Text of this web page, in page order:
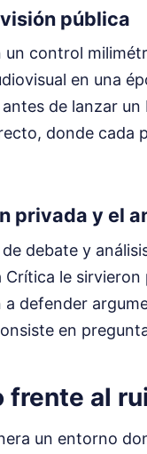
pública
control
en una
de lanzar
donde cada
privada y el
debate y
Crítica le
a defender
en
frente al
un entorno